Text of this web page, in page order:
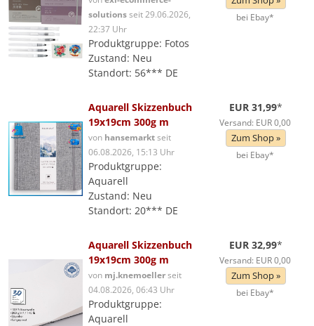
solutionsseit 29.06.2026,
22:37 Uhr
Produktgruppe: Fotos
Zustand: Neu
Standort: 56*** DE
bei Ebay*
Aquarell Skizzenbuch
19x19cm 300g m
von hansemarktseit
06.08.2026, 15:13 Uhr
Produktgruppe:
Aquarell
Zustand: Neu
Standort: 20*** DE
EUR 31,99*
Versand: EUR 0,00
Zum Shop »
bei Ebay*
Aquarell Skizzenbuch
19x19cm 300g m
von mj.knemoellerseit
04.08.2026, 06:43 Uhr
Produktgruppe:
Aquarell
EUR 32,99*
Versand: EUR 0,00
Zum Shop »
bei Ebay*